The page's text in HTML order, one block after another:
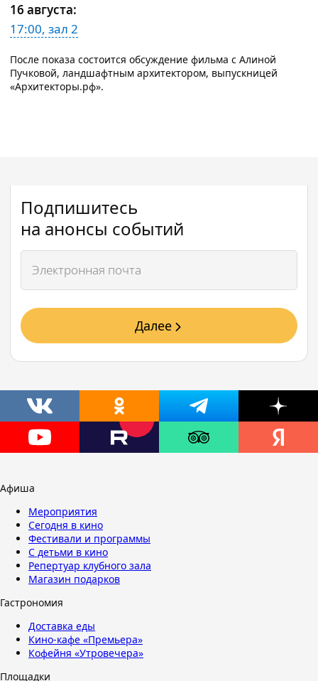
16 августа:
17:00, зал 2
После показа состоится обсуждение фильма с Алиной
Пучковой, ландшафтным архитектором, выпускницей
«Архитекторы.рф».
Подпишитесь
на анонсы событий
Далее
Афиша
Мероприятия
Сегодня в кино
Фестивали и программы
С детьми в кино
Репертуар клубного зала
Магазин подарков
Гастрономия
Доставка еды
Кино-кафе «Премьера»
Кофейня «Утровечера»
Площадки